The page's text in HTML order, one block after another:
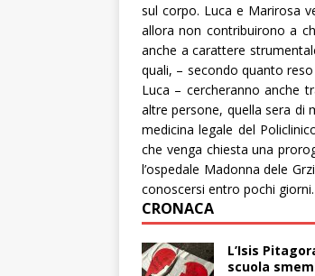
sul corpo. Luca e Marirosa
allora non contribuirono a
anche a carattere
quali, – secondo quanto
Luca – cercheranno anche
altre persone, quella sera di
medicina legale del
che venga chiesta una
l’ospedale Madonna dele
conoscersi entro pochi giorni.
CRONACA
L’Isis
scuola